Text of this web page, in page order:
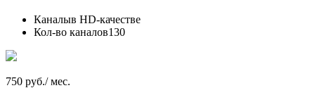
Каналыв HD-качестве
Кол-во каналов130
750 руб./ мес.